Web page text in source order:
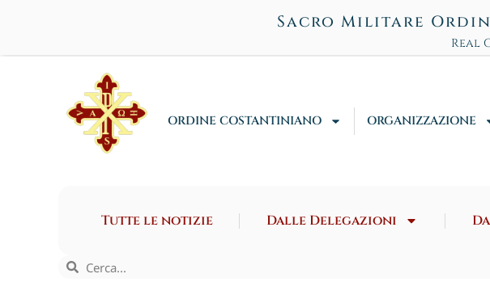
Sacro Militare
Real
ORDINE COSTANTINIANO ORGANIZZAZIONE
Tutte le notizie Dalle Delegazioni